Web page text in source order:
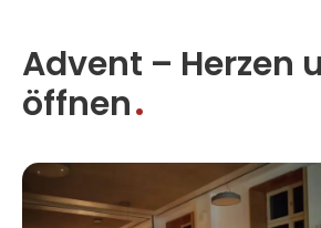
Advent – Herzen
öffnen